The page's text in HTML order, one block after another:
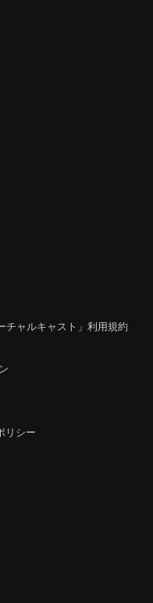
チャルキャスト」利用規約
リシー